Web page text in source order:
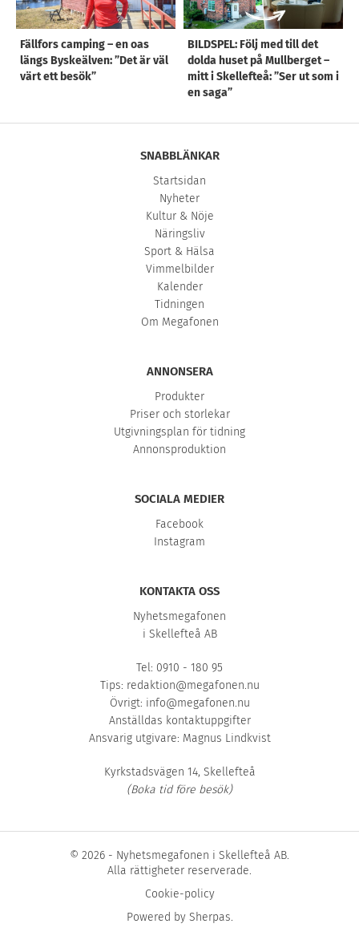
Fällfors camping – en oas
längs Byskeälven: ”Det är väl
värt ett besök”
BILDSPEL: Följ med till det
dolda huset på Mullberget –
mitt i Skellefteå: ”Ser ut som i
en saga”
SNABBLÄNKAR
Startsidan
Nyheter
Kultur & Nöje
Näringsliv
Sport & Hälsa
Vimmelbilder
Kalender
Tidningen
Om Megafonen
ANNONSERA
Produkter
Priser och storlekar
Utgivningsplan för tidning
Annonsproduktion
SOCIALA MEDIER
Facebook
Instagram
KONTAKTA OSS
Nyhetsmegafonen
i Skellefteå AB
Tel: 0910 - 180 95
Tips: redaktion@megafonen.nu
Övrigt: info@megafonen.nu
Anställdas kontaktuppgifter
Ansvarig utgivare: Magnus Lindkvist
Kyrkstadsvägen 14, Skellefteå
(Boka tid före besök)
© 2026 - Nyhetsmegafonen i Skellefteå AB.
Alla rättigheter reserverade.
Cookie-policy
Powered by Sherpas.